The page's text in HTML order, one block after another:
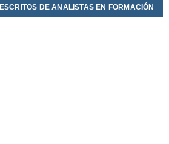
ESCRITOS DE ANALISTAS EN FORMACIÓN